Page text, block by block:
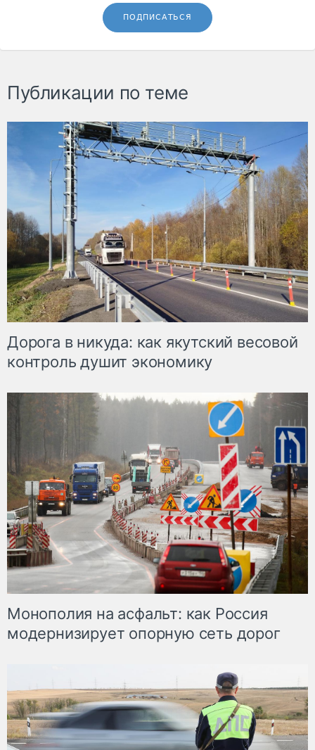
ПОДПИСАТЬСЯ
Публикации по теме
Дорога в никуда: как якутский весовой
контроль душит экономику
Монополия на асфальт: как Россия
модернизирует опорную сеть дорог